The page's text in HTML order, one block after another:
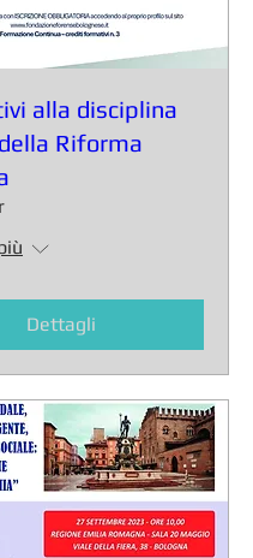
alla disciplina
Riforma
Dettagli